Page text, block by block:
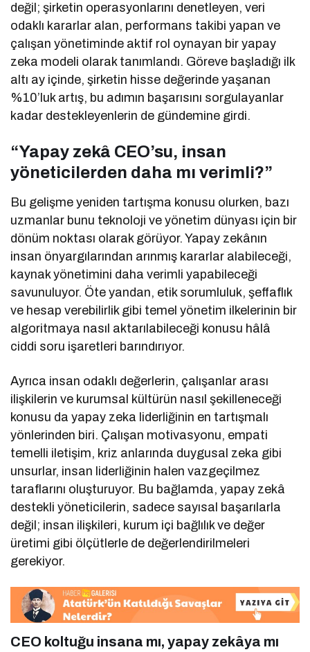
değil; şirketin operasyonlarını denetleyen, veri
odaklı kararlar alan, performans takibi yapan ve
çalışan yönetiminde aktif rol oynayan bir yapay
zeka modeli olarak tanımlandı. Göreve başladığı ilk
altı ay içinde, şirketin hisse değerinde yaşanan
%10’luk artış, bu adımın başarısını sorgulayanlar
kadar destekleyenlerin de gündemine girdi.
“Yapay zekâ CEO’su, insan
yöneticilerden daha mı verimli?”
Bu gelişme yeniden tartışma konusu olurken, bazı
uzmanlar bunu teknoloji ve yönetim dünyası için bir
dönüm noktası olarak görüyor. Yapay zekânın
insan önyargılarından arınmış kararlar alabileceği,
kaynak yönetimini daha verimli yapabileceği
savunuluyor. Öte yandan, etik sorumluluk, şeffaflık
ve hesap verebilirlik gibi temel yönetim ilkelerinin bir
algoritmaya nasıl aktarılabileceği konusu hâlâ
ciddi soru işaretleri barındırıyor.
Ayrıca insan odaklı değerlerin, çalışanlar arası
ilişkilerin ve kurumsal kültürün nasıl şekilleneceği
konusu da yapay zeka liderliğinin en tartışmalı
yönlerinden biri. Çalışan motivasyonu, empati
temelli iletişim, kriz anlarında duygusal zeka gibi
unsurlar, insan liderliğinin halen vazgeçilmez
taraflarını oluşturuyor. Bu bağlamda, yapay zekâ
destekli yöneticilerin, sadece sayısal başarılarla
değil; insan ilişkileri, kurum içi bağlılık ve değer
üretimi gibi ölçütlerle de değerlendirilmeleri
gerekiyor.
CEO koltuğu insana mı, yapay zekâya mı